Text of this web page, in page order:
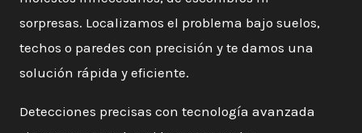
sorpresas. Localizamos el problema bajo suelos,
techos o paredes con precisión y te damos una
solución rápida y eficiente.
Detecciones precisas con tecnología avanzada